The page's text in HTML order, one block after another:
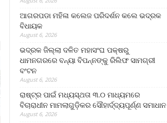
ଆଗରପଡା ମହିଳା କଲେଜ ପରିଦର୍ଶନ କଲେ ଭଦ୍ରକ
ବିଧାୟକ
August 6, 2026
ଭଦ୍ରକ ଜିଲ୍ଲା ଦଳିତ ମହାସଂଘ ପକ୍ଷରୁ
ଧାମନଗରରେ ବନ୍ୟା ବିପନ୍ନଙ୍କୁ ରିଲିଫ ସାମଗ୍ରୀ
ବଂଟନ
August 6, 2026
ରାଷ୍ଟ୍ର ପାଇଁ ମଧ୍ୟସ୍ଥତା ୩.୦ ମାଧ୍ୟମରେ
ବିଚାରାଧୀନ ମାମଲାଗୁଡ଼ିକର ସୌହାର୍ଦ୍ଦ୍ୟପୂର୍ଣ୍ଣ ସମାଧାନ
August 6, 2026